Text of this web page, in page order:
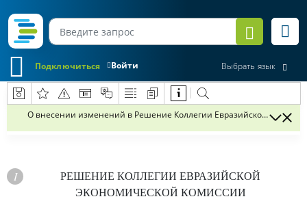
Войти
Подключиться Выбрать язык
О внесении изменений в Решение Коллегии Евразийской
РЕШЕНИЕ КОЛЛЕГИИ ЕВРАЗИЙСКОЙ
ЭКОНОМИЧЕСКОЙ КОМИССИИ